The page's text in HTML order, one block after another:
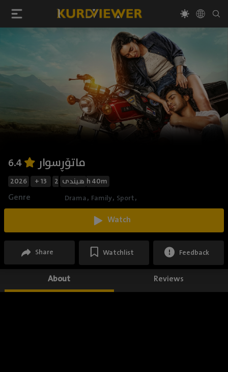
ماتۆڕسوار
2026 + 13 هیندی 2h 40m
Genre Drama, Family, Sport,
Watch
Share Watchlist Feedback
About Reviews